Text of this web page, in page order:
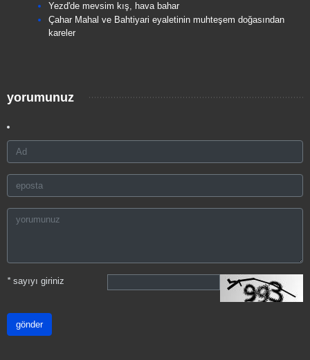
Yezd'de mevsim kış, hava bahar
Çahar Mahal ve Bahtiyari eyaletinin muhteşem doğasından
kareler
yorumunuz
*sayıyı giriniz
gönder